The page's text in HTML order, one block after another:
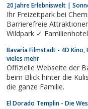
20 Jahre Erlebniswelt |
Ihr Freizeitpark bei
Barrierefreie
Wildpark ✓
Bavaria Filmstadt - 4D
vieles mehr
Offizielle Webseite der
beim Blick hinter die
die ganze Familie.
El Dorado Templin - Die